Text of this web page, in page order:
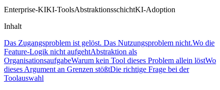
Enterprise-KIKI-ToolsAbstraktionsschichtKI-Adoption
Inhalt
Das Zugangsproblem ist gelöst. Das Nutzungsproblem nicht.Wo die
Feature-Logik nicht aufgehtAbstraktion als
OrganisationsaufgabeWarum kein Tool dieses Problem allein löstWo
dieses Argument an Grenzen stößtDie richtige Frage bei der
Toolauswahl